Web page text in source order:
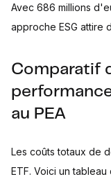
Avec 686 millions
approche ESG attire
Comparatif
au PEA
Les coûts totaux de
ETF. Voici un tableau